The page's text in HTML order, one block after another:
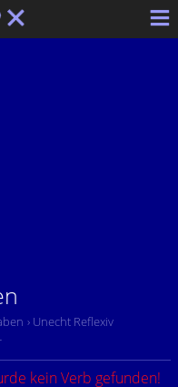
› Unecht Reflexiv
kein Verb gefunden!